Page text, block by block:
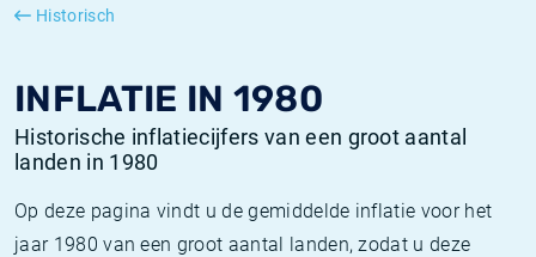
Historisch
INFLATIE IN 1980
Historische inflatiecijfers van een groot aantal
landen in 1980
Op deze pagina vindt u de gemiddelde inflatie voor het
jaar 1980 van een groot aantal landen, zodat u deze
SONIA
Amerikaanse inflatie - CPI
TONAR historie